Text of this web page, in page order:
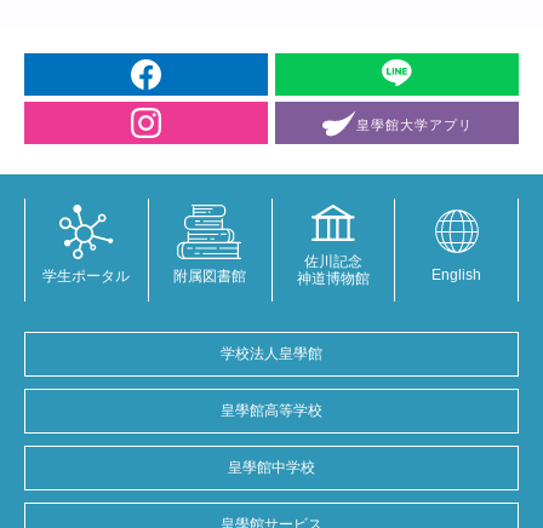
学校法人皇學館
皇學館高等学校
皇學館中学校
皇學館サービス
学生ポータル 附属図書館
佐川記念
神道博物館
English
皇學館大学アプリ